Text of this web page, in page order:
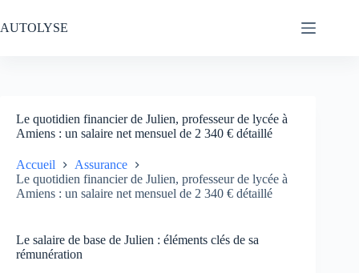
au
contenu
AUTOLYSE
Le quotidien financier de Julien, professeur de lycée à
Amiens : un salaire net mensuel de 2 340 € détaillé
Accueil
Assurance
Le quotidien financier de Julien, professeur de lycée à
Amiens : un salaire net mensuel de 2 340 € détaillé
Le salaire de base de Julien : éléments clés de sa
rémunération